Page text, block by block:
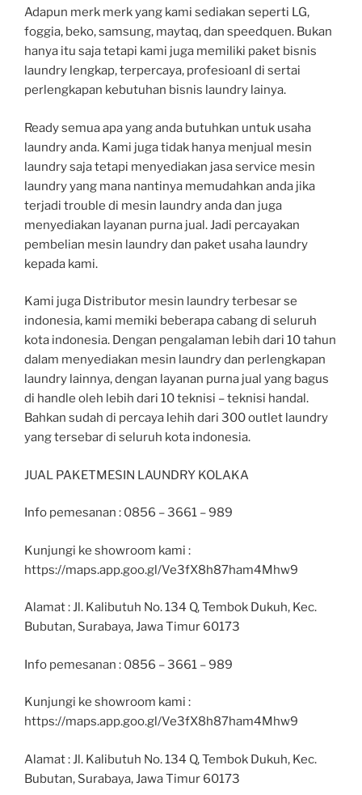
Adapun merk merk yang kami sediakan seperti LG,
foggia, beko, samsung, maytaq, dan speedquen. Bukan
hanya itu saja tetapi kami juga memiliki paket bisnis
laundry lengkap, terpercaya, profesioanl di sertai
perlengkapan kebutuhan bisnis laundry lainya.
Ready semua apa yang anda butuhkan untuk usaha
laundry anda. Kami juga tidak hanya menjual mesin
laundry saja tetapi menyediakan jasa service mesin
laundry yang mana nantinya memudahkan anda jika
terjadi trouble di mesin laundry anda dan juga
menyediakan layanan purna jual. Jadi percayakan
pembelian mesin laundry dan paket usaha laundry
kepada kami.
Kami juga Distributor mesin laundry terbesar se
indonesia, kami memiki beberapa cabang di seluruh
kota indonesia. Dengan pengalaman lebih dari 10 tahun
dalam menyediakan mesin laundry dan perlengkapan
laundry lainnya, dengan layanan purna jual yang bagus
di handle oleh lebih dari 10 teknisi – teknisi handal.
Bahkan sudah di percaya lehih dari 300 outlet laundry
yang tersebar di seluruh kota indonesia.
JUAL PAKETMESIN LAUNDRY KOLAKA
Info pemesanan : 0856 – 3661 – 989
Kunjungi ke showroom kami :
https://maps.app.goo.gl/Ve3fX8h87ham4Mhw9
Alamat : Jl. Kalibutuh No. 134 Q, Tembok Dukuh, Kec.
Bubutan, Surabaya, Jawa Timur 60173
Info pemesanan : 0856 – 3661 – 989
Kunjungi ke showroom kami :
https://maps.app.goo.gl/Ve3fX8h87ham4Mhw9
Alamat : Jl. Kalibutuh No. 134 Q, Tembok Dukuh, Kec.
Bubutan, Surabaya, Jawa Timur 60173